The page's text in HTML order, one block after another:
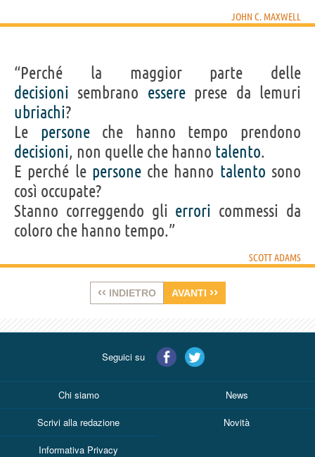
JOHN C. MAXWELL
“Perché la maggior parte delle
decisioni sembrano essereprese da lemuri
ubriachi?
Le personeche hanno tempo prendono
decisioni, non quelle che hanno talento.
E perché le personeche hanno talento sono
così occupate?
Stanno correggendo gli errori commessi da
coloro che hanno tempo.”
SCOTT ADAMS
‹‹ INDIETRO AVANTI ››
Seguici su
Chi siamo News
Scrivi alla redazione Novità
Informativa Privacy